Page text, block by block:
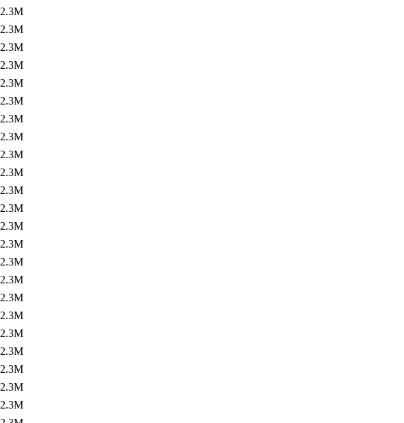
2.3M
2.3M
2.3M
2.3M
2.3M
2.3M
2.3M
2.3M
2.3M
2.3M
2.3M
2.3M
2.3M
2.3M
2.3M
2.3M
2.3M
2.3M
2.3M
2.3M
2.3M
2.3M
2.3M